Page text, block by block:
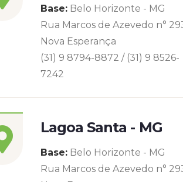
Base: Belo Horizonte - MG
Rua Marcos de Azevedo n°
Nova Esperança
(31) 9 8794-8872 / (31) 9 8526-
7242
Lagoa Santa - MG
Base: Belo Horizonte - MG
Rua Marcos de Azevedo n°